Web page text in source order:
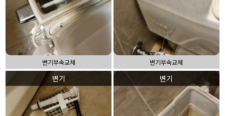
변기부속교체 변기부속교체
변기 변기